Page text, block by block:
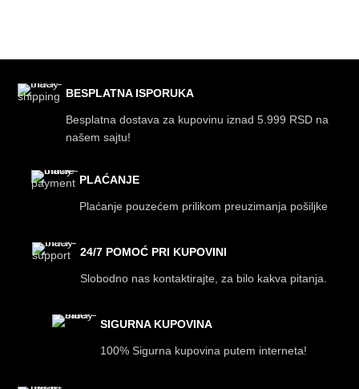
BESPLATNA ISPORUKA
Besplatna dostava za kupovinu iznad 5.999 RSD na
našem sajtu!
PLAĆANJE
Plaćanje pouzećem prilikom preuzimanja pošiljke
24/7 POMOĆ PRI KUPOVINI
Slobodno nas kontaktirajte, za bilo kakva pitanja.
SIGURNA KUPOVINA
100% Sigurna kupovina putem interneta!